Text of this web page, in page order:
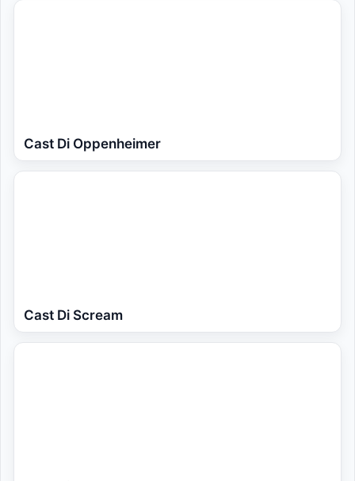
Cast Di Oppenheimer
Cast Di Scream